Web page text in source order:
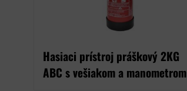
Hasiaci prístroj práškový 2KG
ABC s vešiakom a manometrom